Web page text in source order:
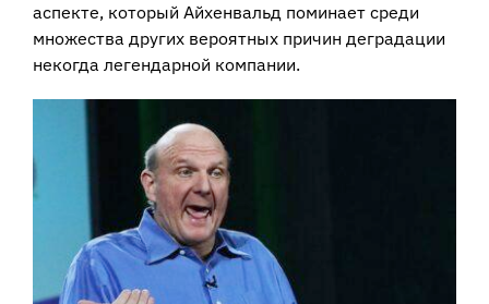
аспекте, который Айхенвальд поминает среди
множества других вероятных причин деградации
некогда легендарной компании.